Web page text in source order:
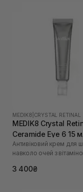
MEDIK8 CRYSTAL RETINAL
MEDIK8 Crystal
Ceramide Eye 6 15
Антивіковий крем для
навколо очей з
3 400₴